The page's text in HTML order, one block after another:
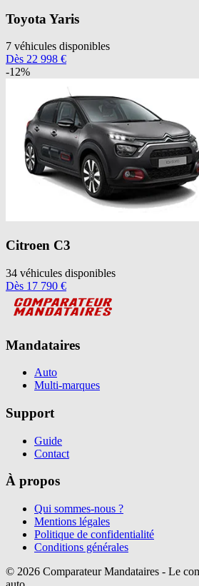
Toyota Yaris
7 véhicules disponibles
Dès 22 998 €
-12%
Citroen C3
34 véhicules disponibles
Dès 17 790 €
Mandataires
Auto
Multi-marques
Support
Guide
Contact
À propos
Qui sommes-nous ?
Mentions légales
Politique de confidentialité
Conditions générales
© 2026 Comparateur Mandataires - Le